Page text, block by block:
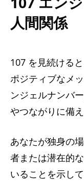
人間関係
107 を見続ける
ポジティブなメ
ンジェルナンバ
やつながりに備
あなたが独身の
者または潜在的
いることを示し